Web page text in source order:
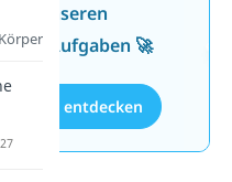
mit unseren
Aufgaben 🚀
entdecken